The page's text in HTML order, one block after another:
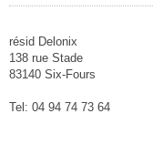
résid Delonix
138 rue Stade
83140 Six-Fours
Tel: 04 94 74 73 64